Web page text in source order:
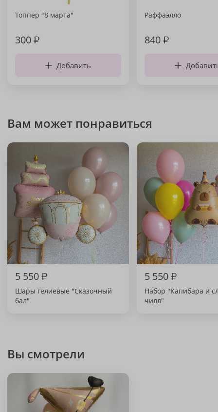
Топпер "8 марта"
300₽
Добавить
Раффаэлло
840₽
Вам может понравиться
5 550₽
Шары гелиевые "Сказочный
бал"
5 550₽
Набор "Капибара и
чилл"
Вы смотрели